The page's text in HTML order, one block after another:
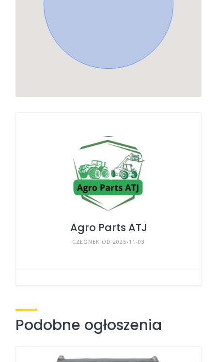
Agro Parts ATJ
CZŁONEK OD 2025-11-03
Podobne ogłoszenia